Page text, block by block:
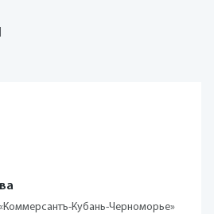
Кубань-Черноморье»